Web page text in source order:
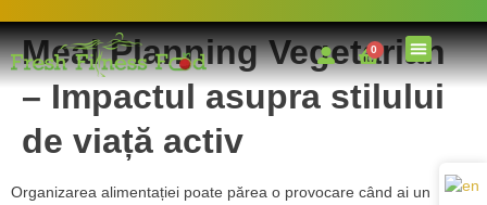
0
Meal Planning Vegetarian
– Impactul asupra stilului
de viață activ
Organizarea alimentației poate părea o provocare când ai un